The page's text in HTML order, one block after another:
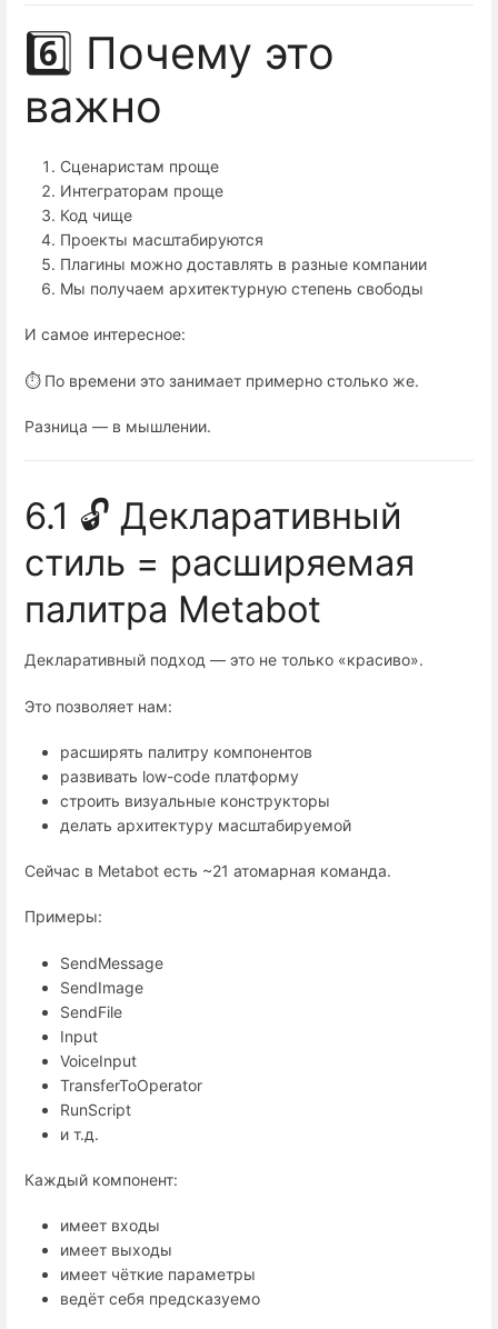
6️⃣ Почему это
важно
Сценаристам проще
Интеграторам проще
Код чище
Проекты масштабируются
Плагины можно доставлять в разные компании
Мы получаем архитектурную степень свободы
И самое интересное:
⏱ По времени это занимает примерно столько же.
Разница — в мышлении.
6.1 🔓 Декларативный
стиль = расширяемая
палитра Metabot
Декларативный подход — это не только «красиво».
Это позволяет нам:
расширять палитру компонентов
развивать low-code платформу
строить визуальные конструкторы
делать архитектуру масштабируемой
Сейчас в Metabot есть ~21 атомарная команда.
Примеры:
SendMessage
SendImage
SendFile
Input
VoiceInput
TransferToOperator
RunScript
и т.д.
Каждый компонент:
имеет входы
имеет выходы
имеет чёткие параметры
ведёт себя предсказуемо